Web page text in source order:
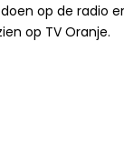
op de radio
op TV Oranje.